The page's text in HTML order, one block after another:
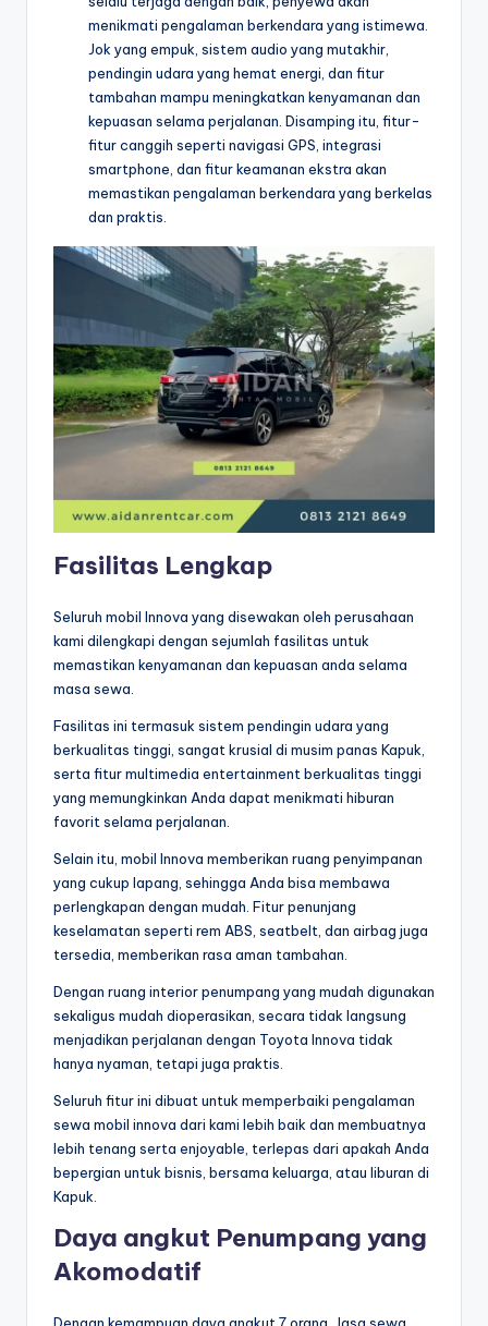
menikmati pengalaman berkendara yang istimewa.
Jok yang empuk, sistem audio yang mutakhir,
pendingin udara yang hemat energi, dan fitur
tambahan mampu meningkatkan kenyamanan dan
kepuasan selama perjalanan. Disamping itu, fitur-
fitur canggih seperti navigasi GPS, integrasi
smartphone, dan fitur keamanan ekstra akan
memastikan pengalaman berkendara yang berkelas
dan praktis.
Fasilitas Lengkap
Seluruh mobil Innova yang disewakan oleh perusahaan
kami dilengkapi dengan sejumlah fasilitas untuk
memastikan kenyamanan dan kepuasan anda selama
masa sewa.
Fasilitas ini termasuk sistem pendingin udara yang
berkualitas tinggi, sangat krusial di musim panas Kapuk,
serta fitur multimedia entertainment berkualitas tinggi
yang memungkinkan Anda dapat menikmati hiburan
favorit selama perjalanan.
Selain itu, mobil Innova memberikan ruang penyimpanan
yang cukup lapang, sehingga Anda bisa membawa
perlengkapan dengan mudah. Fitur penunjang
keselamatan seperti rem ABS, seatbelt, dan airbag juga
tersedia, memberikan rasa aman tambahan.
Dengan ruang interior penumpang yang mudah digunakan
sekaligus mudah dioperasikan, secara tidak langsung
menjadikan perjalanan dengan Toyota Innova tidak
hanya nyaman, tetapi juga praktis.
Seluruh fitur ini dibuat untuk memperbaiki pengalaman
sewa mobil innova dari kami lebih baik dan membuatnya
lebih tenang serta enjoyable, terlepas dari apakah Anda
bepergian untuk bisnis, bersama keluarga, atau liburan di
Kapuk.
Daya angkut Penumpang yang
Akomodatif